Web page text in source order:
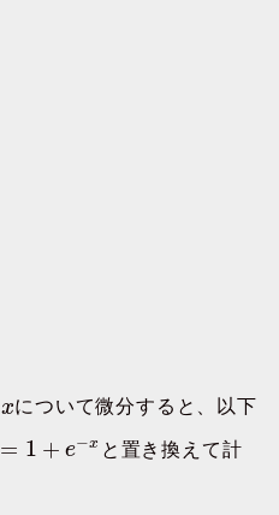
xについて微分すると、以下
= 1 + e−x と置き換えて計